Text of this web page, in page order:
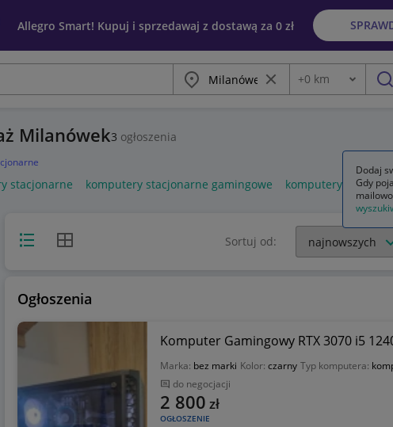
Allegro Smart! Kupuj i sprzedawaj z dostawą za 0 zł
Miasto Wyczyść frazę
Odległość
+0 km
Milanówek3 ogłoszenia
stacjonarne komputery stacjonarne gamingowe komputery
Widok listyWidok siatki Sortuj od:
Ogłoszenia
Komputer Gamingowy RTX 3070 i5
Marka: bez marki Kolor: czarny Typ komputera:
do negocjacji
OGŁOSZENIE
2 800 zł
Dodaj
Gdy